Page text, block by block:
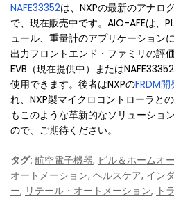
NAFE33352は、NXPの最新のアナロ
で、現在販売中です。AIO-AFEは、
ュール、重量計のアプリケーション
出力フロントエンド・ファミリの評
EVB（現在提供中）または
使用できます。後者はNXPのFRDM
れ、NXP製マイクロコントローラと
もこのような革新的なソリューショ
ので、ご期待ください。
タグ: 航空電子機器, ビル＆ホームオ
オートメーション, ヘルスケア, イン
ー, リテール・オートメーション, ト